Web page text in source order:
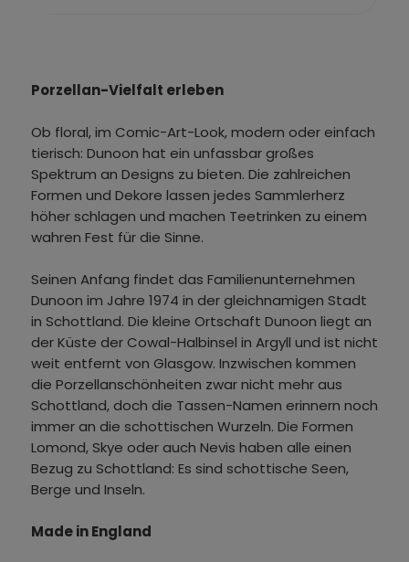
Porzellan-Vielfalt erleben
Ob floral, im Comic-Art-Look, modern oder einfach
tierisch: Dunoon hat ein unfassbar großes
Spektrum an Designs zu bieten. Die zahlreichen
Formen und Dekore lassen jedes Sammlerherz
höher schlagen und machen Teetrinken zu einem
wahren Fest für die Sinne.
Seinen Anfang findet das Familienunternehmen
Dunoon im Jahre 1974 in der gleichnamigen Stadt
in Schottland. Die kleine Ortschaft Dunoon liegt an
der Küste der Cowal-Halbinsel in Argyll und ist nicht
weit entfernt von Glasgow. Inzwischen kommen
die Porzellanschönheiten zwar nicht mehr aus
Schottland, doch die Tassen-Namen erinnern noch
immer an die schottischen Wurzeln. Die Formen
Lomond, Skye oder auch Nevis haben alle einen
Bezug zu Schottland: Es sind schottische Seen,
Berge und Inseln.
Made in England